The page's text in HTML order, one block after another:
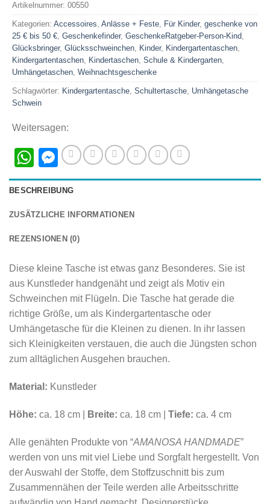
Artikelnummer: 00550
Kategorien: Accessoires, Anlässe + Feste, Für Kinder, geschenke von
25 € bis 50 €, Geschenkefinder, GeschenkeRatgeber-Person-Kind,
Glücksbringer, Glücksschweinchen, Kinder, Kindergartentaschen,
Kindergartentaschen, Kindertaschen, Schule & Kindergarten,
Umhängetaschen, Weihnachtsgeschenke
Schlagwörter: Kindergartentasche, Schultertasche, Umhängetasche
Schwein
Weitersagen:
WhatsApp
Messenger
BESCHREIBUNG
ZUSÄTZLICHE INFORMATIONEN
REZENSIONEN (0)
Diese kleine Tasche ist etwas ganz Besonderes. Sie ist
aus Kunstleder handgenäht und zeigt als Motiv ein
Schweinchen mit Flügeln. Die Tasche hat gerade die
richtige Größe, um als Kindergartentasche oder
Umhängetasche für die Kleinen zu dienen. In ihr lassen
sich Kleinigkeiten verstauen, die auch die Jüngsten schon
zum alltäglichen Ausgehen brauchen.
Material: Kunstleder
Höhe: ca. 18 cm | Breite: ca. 18 cm | Tiefe: ca. 4 cm
Alle genähten Produkte von “AMANOSA HANDMADE”
werden von uns mit viel Liebe und Sorgfalt hergestellt. Von
der Auswahl der Stoffe, dem Stoffzuschnitt bis zum
Zusammennähen der Teile werden alle Arbeitsschritte